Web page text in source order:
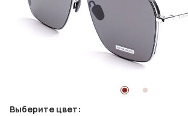
Выберите цвет: